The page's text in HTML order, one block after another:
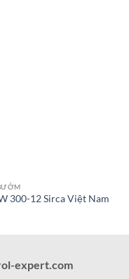
300-12 Sirca Việt Nam
expert.com